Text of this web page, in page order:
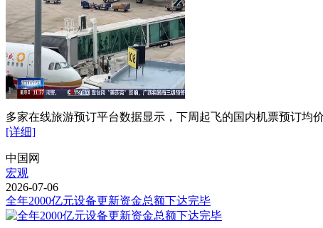
多家在线旅游预订平台数据显示，下周起飞的国内机票预订均
[详细]
中国网
宏观
2026-07-06
全年2000亿元设备更新资金总额下达完毕